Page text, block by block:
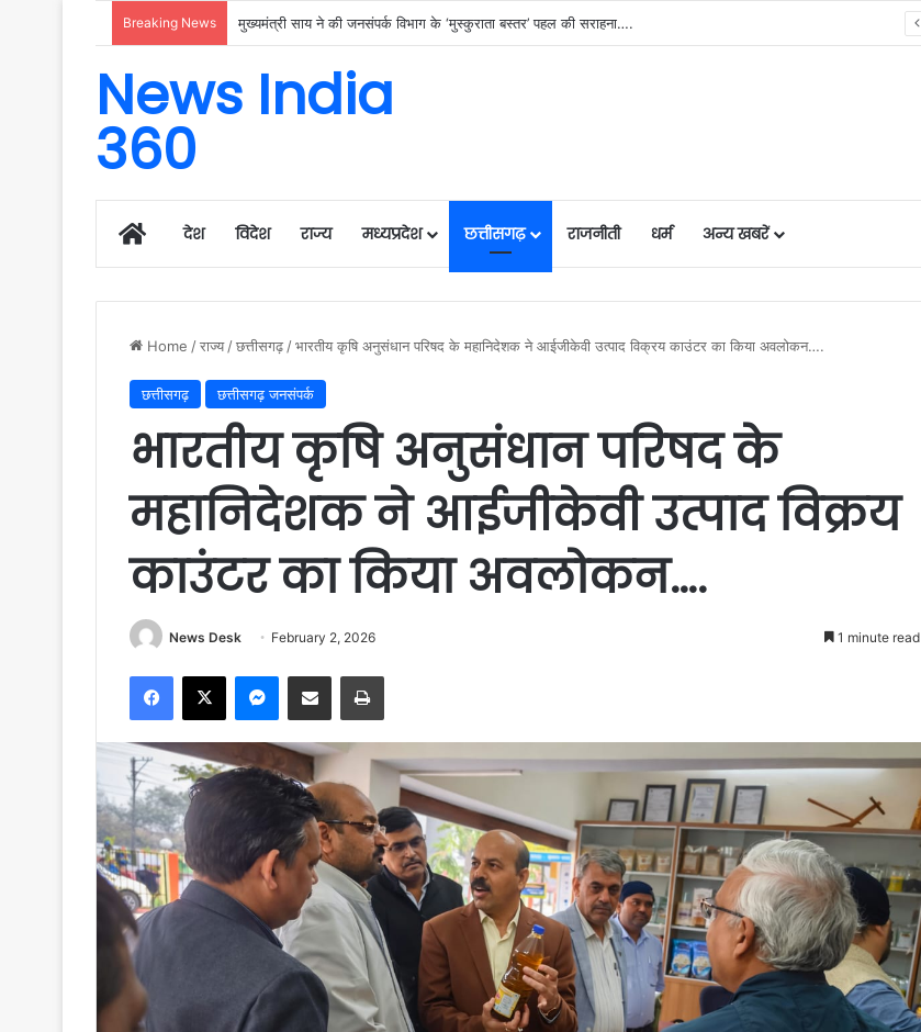
Breaking News जरूरतमंदो की संजीवनी बना छत्तीसगढ़ का समाज कल्याण मॉडल….
News India
360
Homeदेश विदेश राज्य मध्यप्रदेश छत्तीसगढ़ राजनीती धर्म अन्य खबरें
Home /राज्य /छत्तीसगढ़ /भारतीय कृषि अनुसंधान परिषद के महानिदेशक ने आईजीकेवी उत्पाद विक्रय काउंटर का किया अवलोकन….
छत्तीसगढ़ छत्तीसगढ़ जनसंपर्क
भारतीय कृषि अनुसंधान परिषद के
महानिदेशक ने आईजीकेवी उत्पाद विक्रय
काउंटर का किया अवलोकन….
News Desk February 2, 2026 1 minute read
Facebook
X Messenger
Share via Email Print